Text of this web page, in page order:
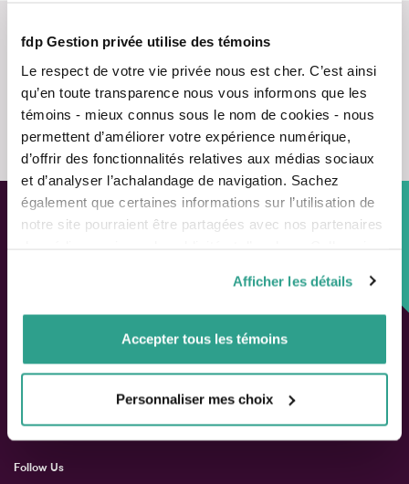
fdp Gestion privée utilise des témoins
Le respect de votre vie privée nous est cher. C’est ainsi
qu’en toute transparence nous vous informons que les
témoins - mieux connus sous le nom de cookies - nous
permettent d’améliorer votre expérience numérique,
d’offrir des fonctionnalités relatives aux médias sociaux
et d’analyser l’achalandage de navigation. Sachez
également que certaines informations sur l’utilisation de
notre site pourraient être partagées avec nos partenaires
vous leur auriez fournies ou qu’ils auraient collectées lors
de votre utilisation de leurs services.
Afficher les détails
Accepter tous les témoins
Personnaliser mes choix
Contact us
FAST LINKS
Performance calculation
Follow Us